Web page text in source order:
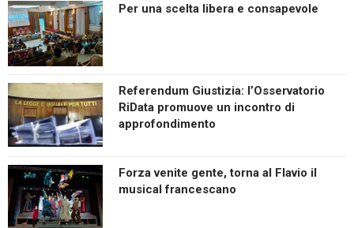
Per una scelta libera e consapevole
Referendum Giustizia: l’Osservatorio
RiData promuove un incontro di
approfondimento
Forza venite gente, torna al Flavio il
musical francescano